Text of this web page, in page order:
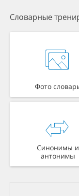
Словарные
Фото
Синонимы и
антонимы